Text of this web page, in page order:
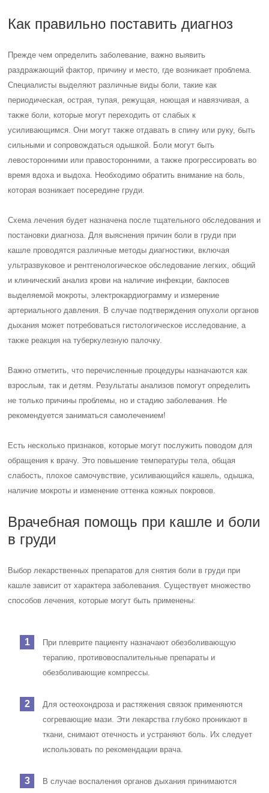
Как правильно поставить диагноз
Прежде чем определить заболевание, важно выявить
раздражающий фактор, причину и место, где возникает проблема.
Специалисты выделяют различные виды боли, такие как
периодическая, острая, тупая, режущая, ноющая и навязчивая, а
также боли, которые могут переходить от слабых к
усиливающимся. Они могут также отдавать в спину или руку, быть
сильными и сопровождаться одышкой. Боли могут быть
левосторонними или правосторонними, а также прогрессировать во
время вдоха и выдоха. Необходимо обратить внимание на боль,
которая возникает посередине груди.
Схема лечения будет назначена после тщательного обследования и
постановки диагноза. Для выяснения причин боли в груди при
кашле проводятся различные методы диагностики, включая
ультразвуковое и рентгенологическое обследование легких, общий
и клинический анализ крови на наличие инфекции, бакпосев
выделяемой мокроты, электрокардиограмму и измерение
артериального давления. В случае подтверждения опухоли органов
дыхания может потребоваться гистологическое исследование, а
также реакция на туберкулезную палочку.
Важно отметить, что перечисленные процедуры назначаются как
взрослым, так и детям. Результаты анализов помогут определить
не только причины проблемы, но и стадию заболевания. Не
рекомендуется заниматься самолечением!
Есть несколько признаков, которые могут послужить поводом для
обращения к врачу. Это повышение температуры тела, общая
слабость, плохое самочувствие, усиливающийся кашель, одышка,
наличие мокроты и изменение оттенка кожных покровов.
Врачебная помощь при кашле и боли
в груди
Выбор лекарственных препаратов для снятия боли в груди при
кашле зависит от характера заболевания. Существует множество
способов лечения, которые могут быть применены:
При плеврите пациенту назначают обезболивающую
терапию, противовоспалительные препараты и
обезболивающие компрессы.
Для остеохондроза и растяжения связок применяются
согревающие мази. Эти лекарства глубоко проникают в
ткани, снимают отечность и устраняют боль. Их следует
использовать по рекомендации врача.
В случае воспаления органов дыхания принимаются